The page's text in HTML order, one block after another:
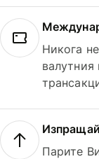
Никога
валутния
Парите